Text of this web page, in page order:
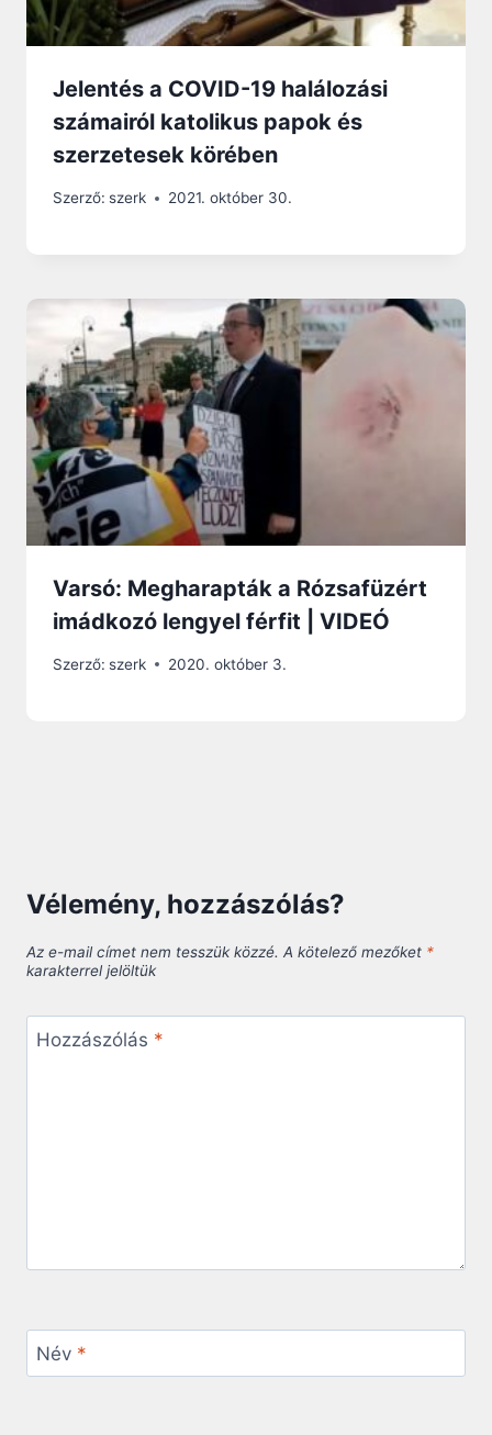
Jelentés a COVID-19 halálozási
számairól katolikus papok és
szerzetesek körében
Szerző: szerk 2021. október 30.
Varsó: Megharapták a Rózsafüzért
imádkozó lengyel férfit | VIDEÓ
Szerző: szerk 2020. október 3.
Vélemény, hozzászólás?
Az e-mail címet nem tesszük közzé. A kötelező mezőket *
karakterrel jelöltük
Hozzászólás *
Név *